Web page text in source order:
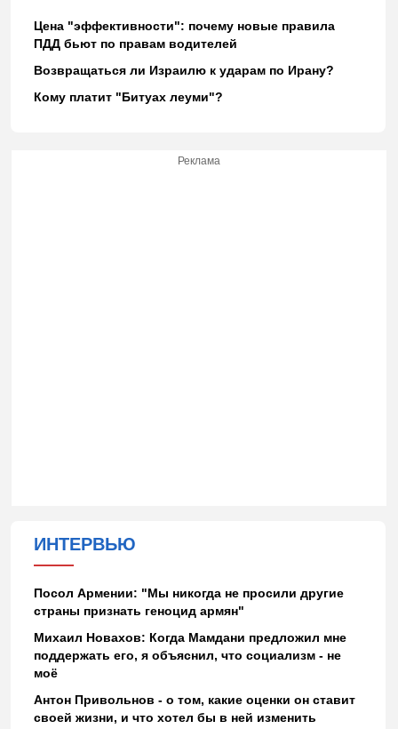
Цена "эффективности": почему новые правила
ПДД бьют по правам водителей
Возвращаться ли Израилю к ударам по Ирану?
Кому платит "Битуах леуми"?
Реклама
ИНТЕРВЬЮ
Посол Армении: "Мы никогда не просили другие
страны признать геноцид армян"
Михаил Новахов: Когда Мамдани предложил мне
поддержать его, я объяснил, что социализм - не
моё
Антон Привольнов - о том, какие оценки он ставит
своей жизни, и что хотел бы в ней изменить